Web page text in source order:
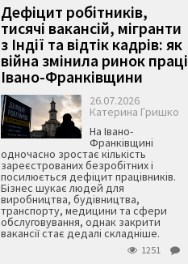
Дефіцит робітників,
тисячі вакансій, мігранти
з Індії та відтік кадрів: як
війна змінила ринок праці
Івано-Франківщини
26.07.2026
Катерина Гришко
На Івано-
Франківщині
одночасно зростає кількість
зареєстрованих безробітних і
посилюється дефіцит працівників.
Бізнес шукає людей для
виробництва, будівництва,
транспорту, медицини та сфери
обслуговування, однак закрити
вакансії стає дедалі складніше.
1251